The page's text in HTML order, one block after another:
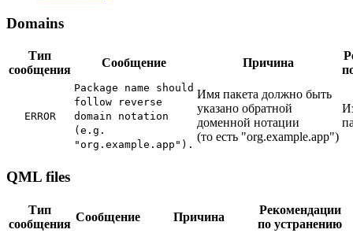
Domains
Тип
сообщения
Сообщение Причина
ERROR
Package name should
follow reverse
domain notation
(e.g.
"org.example.app").
Имя пакета должно быть
указано обратной
доменной нотации
(то есть "org.example.app")
QML files
Тип
сообщения
Сообщение Причина
Рекомендации
по устранению